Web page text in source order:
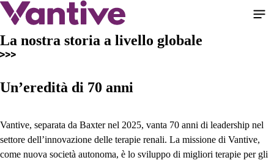
Salta
contenuto
principale
La nostra storia a livello globale
Un’eredità di 70 anni
Vantive, separata da Baxter nel 2025, vanta 70 anni di leadership nel
settore dell’innovazione delle terapie renali. La missione di Vantive,
come nuova società autonoma, è lo sviluppo di migliori terapie per gli